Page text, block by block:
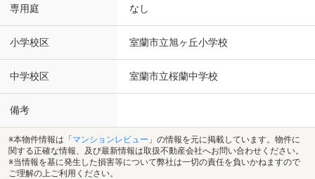
専用庭 なし
小学校区 室蘭市立旭ヶ丘小学校
中学校区 室蘭市立桜蘭中学校
備考
※本物件情報は「 マンションレビュー 」の情報を元に掲載しています。物件に
関する正確な情報、及び最新情報は取扱不動産会社へお問い合わせください。
※当情報を基に発生した損害等について弊社は一切の責任を負いかねますので
ご理解の上ご利用ください。